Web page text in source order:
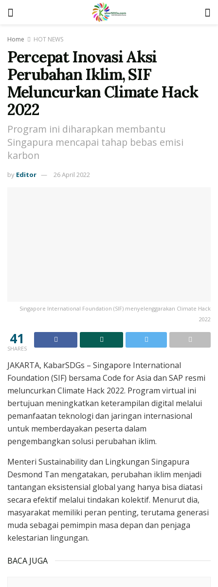
Home HOT NEWS
Percepat Inovasi Aksi
Perubahan Iklim, SIF
Meluncurkan Climate Hack
2022
Program ini diharapkan membantu
Singapura mencapai tahap bebas emisi
karbon
by Editor 26 April 2022
Singapore International Foundation (SIF) menyelenggarakan Climate Hack
2022
41
SHARES
JAKARTA, KabarSDGs – Singapore International
Foundation (SIF) bersama Code for Asia dan SAP resmi
meluncurkan Climate Hack 2022. Program virtual ini
bertujuan meningkatkan keterampilan digital melalui
pemanfaatan teknologi dan jaringan internasional
untuk memberdayakan peserta dalam
pengembangkan solusi perubahan iklim.
Menteri Sustainability dan Lingkungan Singapura
Desmond Tan mengatakan, perubahan iklim menjadi
tantangan eksistensial global yang hanya bisa diatasi
secara efektif melalui tindakan kolektif. Menurut dia,
masyarakat memiliki peran penting, terutama generasi
muda sebagai pemimpin masa depan dan penjaga
kelestarian lingungan.
BACA JUGA